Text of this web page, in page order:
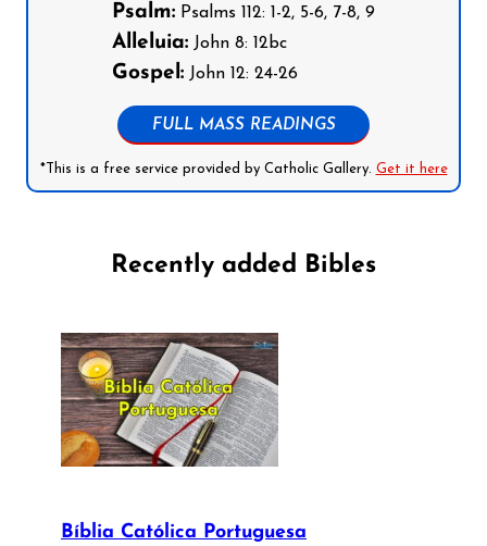
Psalm: Psalms 112: 1-2, 5-6, 7-8, 9
Alleluia: John 8: 12bc
Gospel: John 12: 24-26
FULL MASS READINGS
*This is a free service provided by Catholic Gallery. Get it here
Recently added Bibles
Bíblia Católica Portuguesa